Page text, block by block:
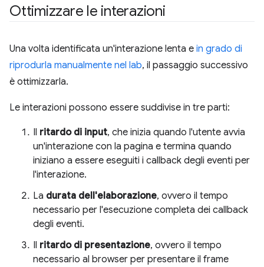
Ottimizzare le interazioni
Una volta identificata un'interazione lenta e in grado di
riprodurla manualmente nel lab, il passaggio successivo
è ottimizzarla.
Le interazioni possono essere suddivise in tre parti:
Il ritardo di input, che inizia quando l'utente avvia
un'interazione con la pagina e termina quando
iniziano a essere eseguiti i callback degli eventi per
l'interazione.
La durata dell'elaborazione, ovvero il tempo
necessario per l'esecuzione completa dei callback
degli eventi.
Il ritardo di presentazione, ovvero il tempo
necessario al browser per presentare il frame